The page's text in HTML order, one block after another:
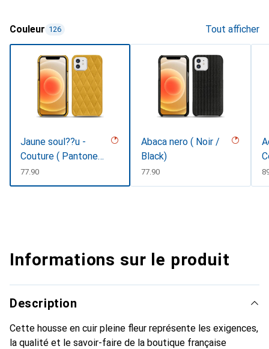
Couleur 126 Tout afficher
Jaune soul??u -
Couture ( Pantone
#F3B934 )
CHF
77.90
Abaca nero ( Noir /
Black)
CHF
77.90
Informations sur le produit
Description
Cette housse en cuir pleine fleur représente les exigences,
la qualité et le savoir-faire de la boutique française